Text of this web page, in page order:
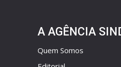
A AGÊNCIA
Quem Somos